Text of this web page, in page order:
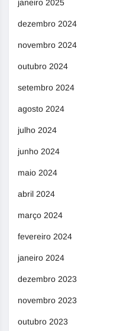
janeiro 2025
dezembro 2024
novembro 2024
outubro 2024
setembro 2024
agosto 2024
julho 2024
junho 2024
maio 2024
abril 2024
março 2024
fevereiro 2024
janeiro 2024
dezembro 2023
novembro 2023
outubro 2023